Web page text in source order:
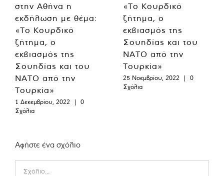
στην Αθήνα η
εκδήλωση με θέμα:
«Το Κουρδικό
ζήτημα, ο
εκβιασμός της
Σουηδίας και του
ΝΑΤΟ από την
Τουρκία»
1 Δεκεμβρίου, 2022 |
0
Σχόλια
«Το Κουρδικό
ζήτημα, ο
εκβιασμός της
Σουηδίας και του
ΝΑΤΟ από την
Τουρκία»
25 Νοεμβρίου, 2022 |
0
Σχόλια
Αφήστε ένα σχόλιο